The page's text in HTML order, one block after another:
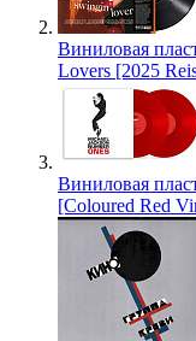
Виниловая
Lovers [2025
Виниловая
[Coloured Red